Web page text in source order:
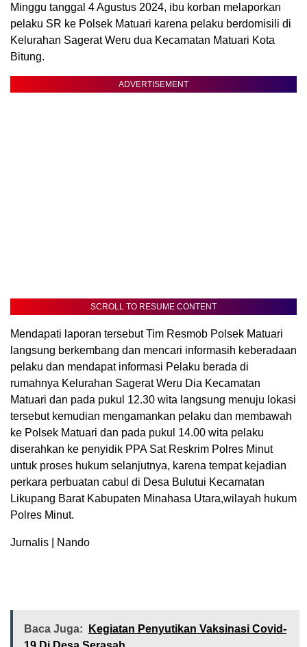
Minggu tanggal 4 Agustus 2024, ibu korban melaporkan
pelaku SR ke Polsek Matuari karena pelaku berdomisili di
Kelurahan Sagerat Weru dua Kecamatan Matuari Kota
Bitung.
ADVERTISEMENT
SCROLL TO RESUME CONTENT
Mendapati laporan tersebut Tim Resmob Polsek Matuari
langsung berkembang dan mencari informasih keberadaan
pelaku dan mendapat informasi Pelaku berada di
rumahnya Kelurahan Sagerat Weru Dia Kecamatan
Matuari dan pada pukul 12.30 wita langsung menuju lokasi
tersebut kemudian mengamankan pelaku dan membawah
ke Polsek Matuari dan pada pukul 14.00 wita pelaku
diserahkan ke penyidik PPA Sat Reskrim Polres Minut
untuk proses hukum selanjutnya, karena tempat kejadian
perkara perbuatan cabul di Desa Bulutui Kecamatan
Likupang Barat Kabupaten Minahasa Utara,wilayah hukum
Polres Minut.
Jurnalis | Nando
Baca Juga:
Kegiatan Penyutikan Vaksinasi Covid-